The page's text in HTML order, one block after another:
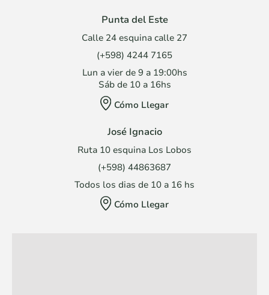
Punta del Este
Calle 24 esquina calle 27
(+598) 4244 7165
Lun a vier de 9 a 19:00hs
Sáb de 10 a 16hs
Cómo Llegar
José Ignacio
Ruta 10 esquina Los Lobos
(+598) 44863687
Todos los dias de 10 a 16 hs
Cómo Llegar